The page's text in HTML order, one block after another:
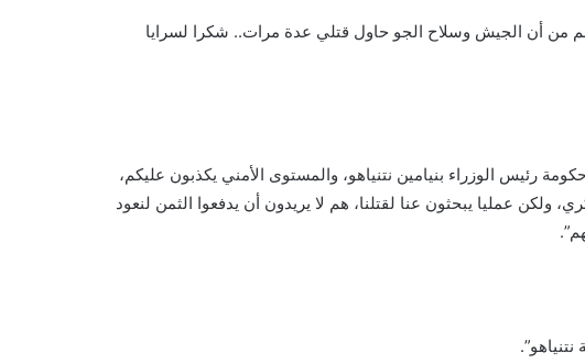
من أن الجيش وسلاح الجو حاول قتلي عدة مرات.. شكرا لسرايا
رئيس الوزراء بنيامين نتنياهو، والمستوى الأمني يكذبون عليكم،
ولكن عمليا يبحثون عنا لقتلنا، هم لا يريدون أن يدفعوا الثمن لنعود